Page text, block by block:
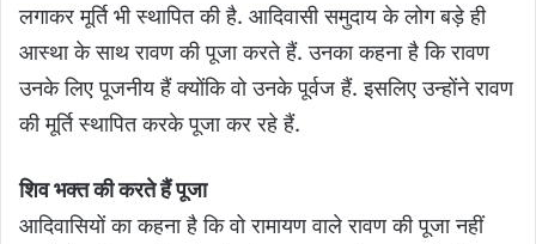
लगाकर मूर्ति भी स्थापित की है. आदिवासी समुदाय के लोग बड़े ही
आस्था के साथ रावण की पूजा करते हैं. उनका कहना है कि रावण
उनके लिए पूजनीय हैं क्योंकि वो उनके पूर्वज हैं. इसलिए उन्होंने रावण
की मूर्ति स्थापित करके पूजा कर रहे हैं.
शिव भक्त की करते हैं पूजा
आदिवासियों का कहना है कि वो रामायण वाले रावण की पूजा नहीं